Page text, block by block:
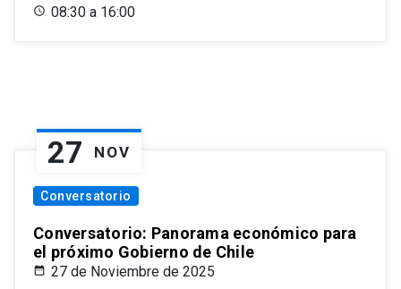
08:30 a 16:00
27 NOV
Conversatorio
Conversatorio: Panorama económico para
el próximo Gobierno de Chile
27 de Noviembre de 2025